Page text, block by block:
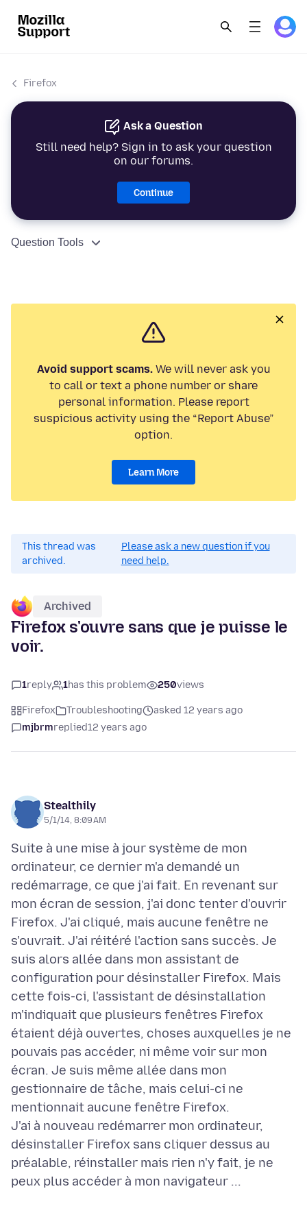
Firefox
Ask a Question
Still need help? Sign in to ask your question
on our forums.
Continue
Question Tools
Avoid support scams.We will never ask you
to call or text a phone number or share
personal information. Please report
suspicious activity using the “Report Abuse”
option.
Learn More
This thread was
archived.
Please ask a new question if you
need help.
Archived
Firefox s'ouvre sans que je puisse le
voir.
1reply 1has this problem 250views
Firefox Troubleshooting
asked 12 years ago
mjbrmreplied12 years ago
Stealthily
5/1/14, 8:09 AM
Suite à une mise à jour système de mon
ordinateur, ce dernier m'a demandé un
redémarrage, ce que j'ai fait. En revenant sur
mon écran de session, j'ai donc tenter d'ouvrir
Firefox. J'ai cliqué, mais aucune fenêtre ne
s'ouvrait. J'ai réitéré l'action sans succès. Je
suis alors allée dans mon assistant de
configuration pour désinstaller Firefox. Mais
cette fois-ci, l'assistant de désinstallation
m'indiquait que plusieurs fenêtres Firefox
étaient déjà ouvertes, choses auxquelles je ne
pouvais pas accéder, ni même voir sur mon
écran. Je suis même allée dans mon
gestionnaire de tâche, mais celui-ci ne
mentionnait aucune fenêtre Firefox.
J'ai à nouveau redémarrer mon ordinateur,
désinstaller Firefox sans cliquer dessus au
préalable, réinstaller mais rien n'y fait, je ne